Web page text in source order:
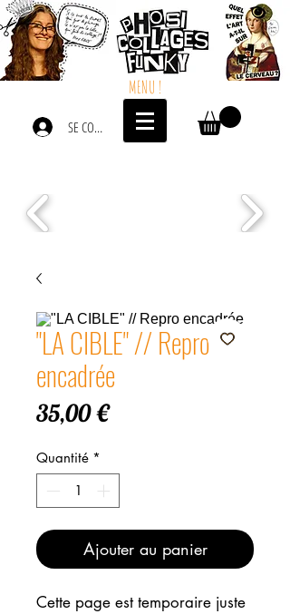
MENU !
SE CONNECTER
"LA CIBLE" // Repro
encadrée
35,00 €Prix
Quantité *
Ajouter au panier
Cette page est temporaire juste